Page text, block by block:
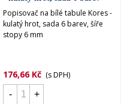
Popisovač na bílé tabule Kores -
kulatý hrot, sada 6 barev, šíře
stopy 6 mm
176,66 Kč (s DPH)
-
+